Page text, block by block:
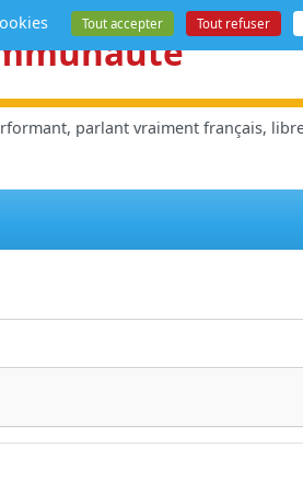
parlant vraiment français,
Tout accepter Tout refuser